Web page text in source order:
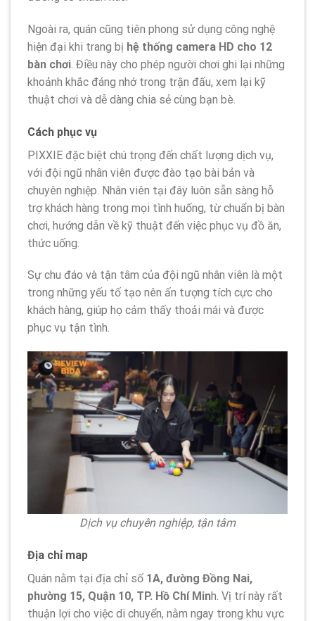
Ngoài ra, quán cũng tiên phong sử dụng công nghệ
hiện đại khi trang bị hệ thống camera HD cho 12
bàn chơi . Điều này cho phép người chơi ghi lại những
khoảnh khắc đáng nhớ trong trận đấu, xem lại kỹ
thuật chơi và dễ dàng chia sẻ cùng bạn bè.
Cách phục vụ
PIXXIE đặc biệt chú trọng đến chất lượng dịch vụ,
với đội ngũ nhân viên được đào tạo bài bản và
chuyên nghiệp. Nhân viên tại đây luôn sẵn sàng hỗ
trợ khách hàng trong mọi tình huống, từ chuẩn bị bàn
chơi, hướng dẫn về kỹ thuật đến việc phục vụ đồ ăn,
thức uống.
Sự chu đáo và tận tâm của đội ngũ nhân viên là một
trong những yếu tố tạo nên ấn tượng tích cực cho
khách hàng, giúp họ cảm thấy thoải mái và được
phục vụ tận tình.
Dịch vụ chuyên nghiệp, tận tâm
Địa chỉ map
Quán nằm tại địa chỉ số 1A, đường Đồng Nai,
phường 15, Quận 10, TP. Hồ Chí Minh. Vị trí này rất
thuận lợi cho việc di chuyển, nằm ngay trong khu vực